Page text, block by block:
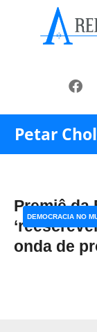
Petar
Premiê da
onda de
DEMOCRACIA NO